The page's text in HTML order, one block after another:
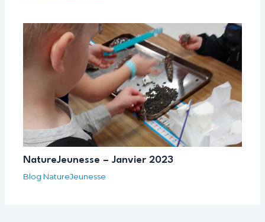
NatureJeunesse – Janvier 2023
Blog NatureJeunesse